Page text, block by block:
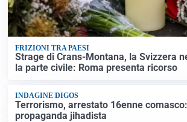
FRIZIONI TRA PAESI
Strage di Crans-Montana, la Svizzera
la parte civile: Roma presenta ricorso
INDAGINE DIGOS
Terrorismo, arrestato 16enne
propaganda jihadista